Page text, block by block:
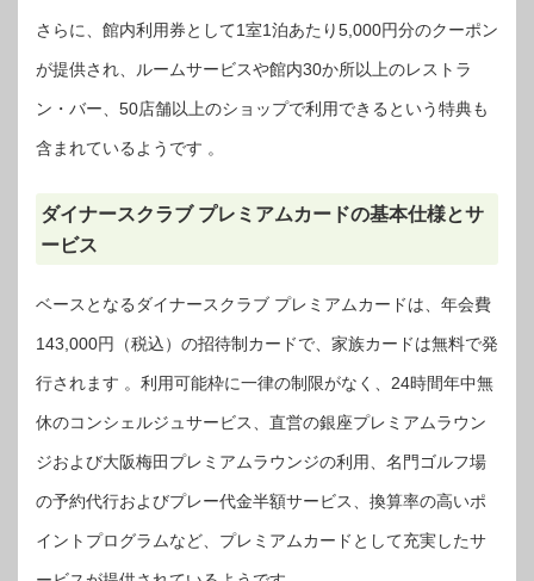
さらに、館内利用券として1室1泊あたり5,000円分のクーポン
が提供され、ルームサービスや館内30か所以上のレストラ
ン・バー、50店舗以上のショップで利用できるという特典も
含まれているようです 。
ダイナースクラブ プレミアムカードの基本仕様とサ
ービス
ベースとなるダイナースクラブ プレミアムカードは、年会費
143,000円（税込）の招待制カードで、家族カードは無料で発
行されます 。利用可能枠に一律の制限がなく、24時間年中無
休のコンシェルジュサービス、直営の銀座プレミアムラウン
ジおよび大阪梅田プレミアムラウンジの利用、名門ゴルフ場
の予約代行およびプレー代金半額サービス、換算率の高いポ
イントプログラムなど、プレミアムカードとして充実したサ